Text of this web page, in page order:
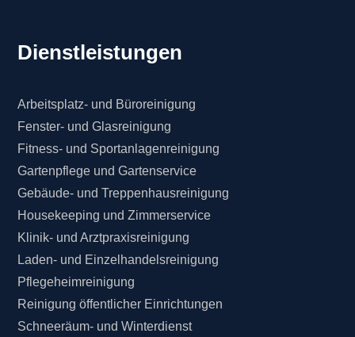
Dienstleistungen
Arbeitsplatz- und Büroreinigung
Fenster- und Glasreinigung
Fitness- und Sportanlagenreinigung
Gartenpflege und Gartenservice
Gebäude- und Treppenhausreinigung
Housekeeping und Zimmerservice
Klinik- und Arztpraxisreinigung
Laden- und Einzelhandelsreinigung
Pflegeheimreinigung
Reinigung öffentlicher Einrichtungen
Schneeräum- und Winterdienst